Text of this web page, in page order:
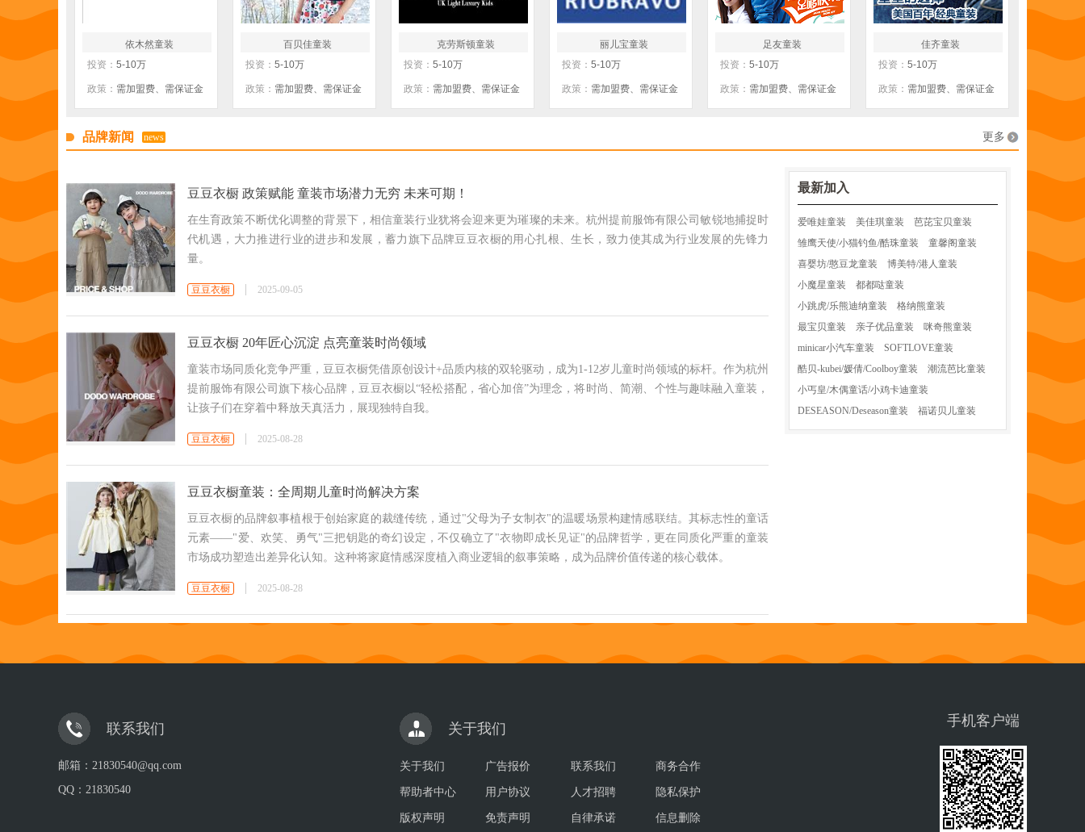
依木然童装
投资： 5-10万
政策： 需加盟费、需保证金
百贝佳童装
投资： 5-10万
政策： 需加盟费、需保证金
克劳斯顿童装
投资： 5-10万
政策： 需加盟费、需保证金
丽儿宝童装
投资： 5-10万
政策： 需加盟费、需保证金
足友童装
投资： 5-10万
政策： 需加盟费、需保证金
佳齐童装
投资： 5-10万
政策： 需加盟费、需保证金
品牌新闻 news 更多
豆豆衣橱 政策赋能 童装市场潜力无穷 未来可期！
在生育政策不断优化调整的背景下，相信童装行业犹将会迎来更为璀璨的未来。杭州提前服饰有限公司敏锐地捕捉时
代机遇，大力推进行业的进步和发展，蓄力旗下品牌豆豆衣橱的用心扎根、生长，致力使其成为行业发展的先锋力
量。
豆豆衣橱 2025-09-05
豆豆衣橱 20年匠心沉淀 点亮童装时尚领域
童装市场同质化竞争严重，豆豆衣橱凭借原创设计+品质内核的双轮驱动，成为1-12岁儿童时尚领域的标杆。作为杭州
提前服饰有限公司旗下核心品牌，豆豆衣橱以“轻松搭配，省心加倍”为理念，将时尚、简潮、个性与趣味融入童装，
让孩子们在穿着中释放天真活力，展现独特自我。
豆豆衣橱 2025-08-28
豆豆衣橱童装：全周期儿童时尚解决方案
豆豆衣橱的品牌叙事植根于创始家庭的裁缝传统，通过"父母为子女制衣"的温暖场景构建情感联结。其标志性的童话
元素——"爱、欢笑、勇气"三把钥匙的奇幻设定，不仅确立了"衣物即成长见证"的品牌哲学，更在同质化严重的童装
市场成功塑造出差异化认知。这种将家庭情感深度植入商业逻辑的叙事策略，成为品牌价值传递的核心载体。
豆豆衣橱 2025-08-28
最新加入
爱唯娃童装 美佳琪童装
芭芘宝贝童装
雏鹰天使/小猫钓鱼/酷珠童装
童馨阁童装
喜婴坊/憨豆龙童装
博美特/港人童装
小魔星童装
都都哒童装
小跳虎/乐熊迪纳童装
格纳熊童装
最宝贝童装
亲子优品童装
咪奇熊童装
minicar小汽车童装
SOFTLOVE童装
酷贝-kubei/媛倩/Coolboy童装
潮流芭比童装
小丐皇/木偶童话/小鸡卡迪童装
DESEASON/Deseason童装
福诺贝儿童装
联系我们
邮箱：21830540@qq.com
QQ： 21830540
关于我们
关于我们 广告报价 联系我们 商务合作
帮助者中心 用户协议 人才招聘 隐私保护
版权声明 免责声明 自律承诺 信息删除
手机客户端